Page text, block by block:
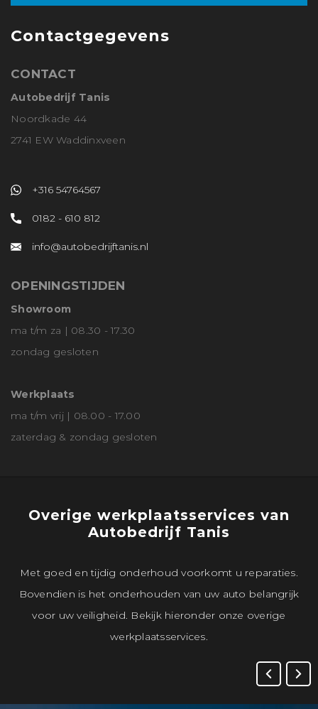
Contactgegevens
CONTACT
Autobedrijf Tanis
Noordkade 44
2741 EW Waddinxveen
+316 54764567
0182 - 610 812
info@autobedrijftanis.nl
OPENINGSTIJDEN
Showroom
ma t/m za | 08.30 - 17.30
zondag gesloten
Werkplaats
ma t/m vrij | 08.00 - 17.00
zaterdag & zondag gesloten
Overige werkplaatsservices van
Autobedrijf Tanis
Met goed en tijdig onderhoud voorkomt u reparaties.
Bovendien is het onderhouden van uw auto belangrijk
voor uw veiligheid. Bekijk hieronder onze overige
werkplaatsservices.